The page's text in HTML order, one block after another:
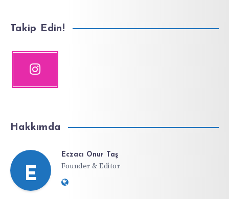
Takip Edin!
Hakkımda
E
Eczacı Onur Taş
Founder & Editor
Website: